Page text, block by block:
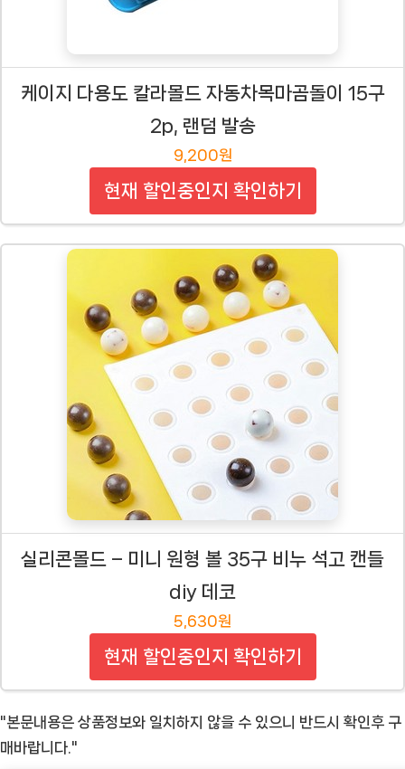
케이지 다용도 칼라몰드 자동차목마곰돌이 15구
2p, 랜덤 발송
9,200원
현재 할인중인지 확인하기
실리콘몰드 – 미니 원형 볼 35구 비누 석고 캔들
diy 데코
5,630원
현재 할인중인지 확인하기
"본문내용은 상품정보와 일치하지 않을 수 있으니 반드시 확인후 구
매바랍니다."